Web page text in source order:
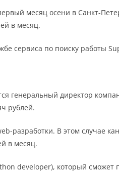
месяц осени в Санкт-
в месяц.
сервиса по поиску работы
генеральный директор
рублей.
разработки. В этом случае
в месяц.
developer), который сможет